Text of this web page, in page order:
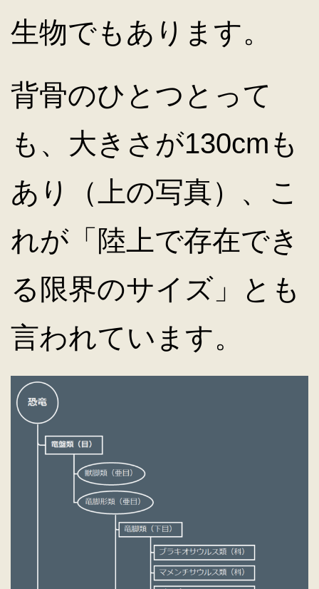
生物でもあります。
背骨のひとつとって
も、大きさが130cmも
あり（上の写真）、こ
れが「陸上で存在でき
る限界のサイズ」とも
言われています。